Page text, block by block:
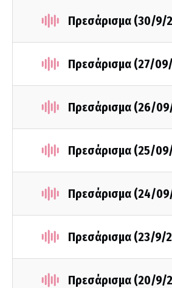
Πρεσάρισμα (30/9/
Πρεσάρισμα (27/
Πρεσάρισμα (26/
Πρεσάρισμα (25/
Πρεσάρισμα (24/
Πρεσάρισμα (23/9/
Πρεσάρισμα (20/9/